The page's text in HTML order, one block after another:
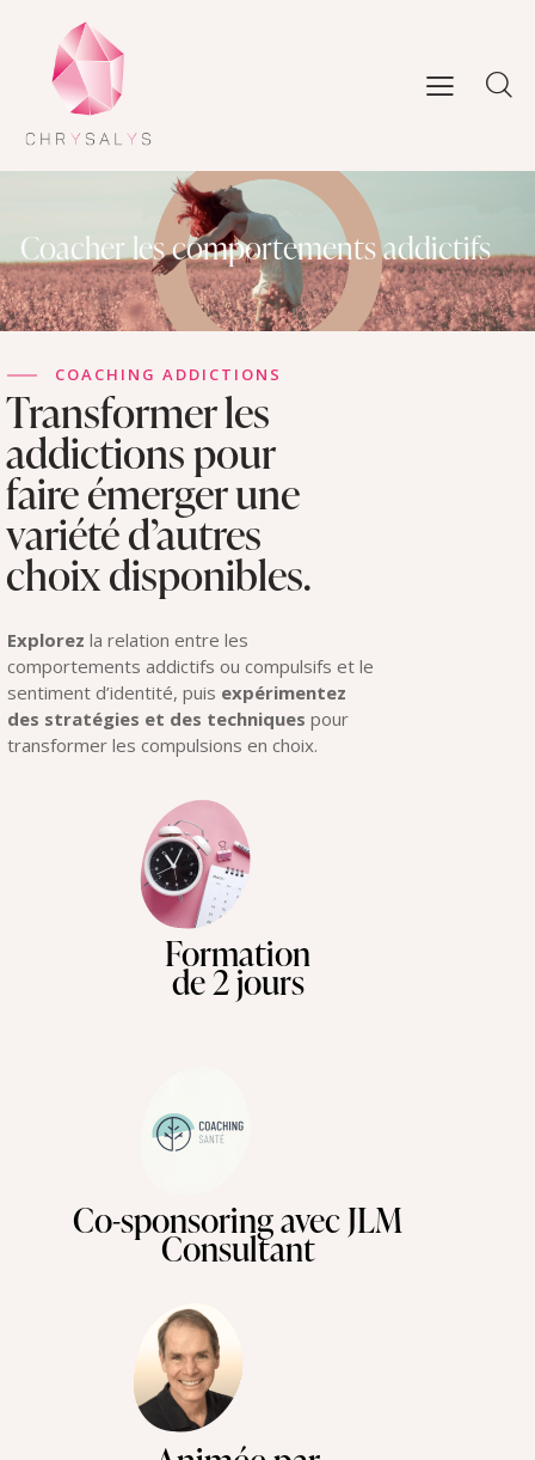
Coacher les comportements addictifs
COACHING ADDICTIONS
Transformer les
addictions pour
faire émerger une
variété d’autres
choix disponibles.
Explorez la relation entre les
comportements addictifs ou compulsifs et le
sentiment d’identité, puis expérimentez
des stratégies et des techniques pour
transformer les compulsions en choix.
Formation
de 2 jours
Co-sponsoring avec JLM
Consultant